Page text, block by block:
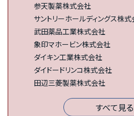
参天製薬株式会社
サントリーホールディングス株
武田薬品工業株式会社
象印マホービン株式会社
ダイキン工業株式会社
ダイドードリンコ株式会社
田辺三菱製薬株式会社
すべて見る